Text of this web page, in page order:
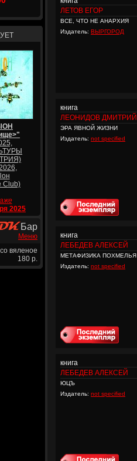
Club)
2025
Бар
Меню
вяленое
180 р.
ЛЕТОВ ЕГОР
ВСЕ, ЧТО НЕ АНАРХИЯ
Издатель: ВЫРГОРОД
книга
ЛЕОНИДОВ ДМИТРИЙ
ЭРА ЯВНОЙ ЖИЗНИ
Издатель: not specified
книга
ЛЕБЕДЕВ АЛЕКСЕЙ
МЕТАФИЗИКА ПОХМЕЛЬЯ
Издатель: not specified
книга
ЛЕБЕДЕВ АЛЕКСЕЙ
ЮЦЪ
Издатель: not specified